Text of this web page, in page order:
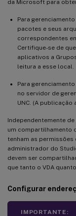
da Microsoft para
Para
pacotes e seus
correspondentes
Certifique-se de
aplicativos a
leitura a esse local.
Para
no servidor de
UNC. (A publicação
Independentemente
um compartilhamento
tenham as
administrador do
devem ser
que tanto o VDA
Configurar
IMPORTANTE: